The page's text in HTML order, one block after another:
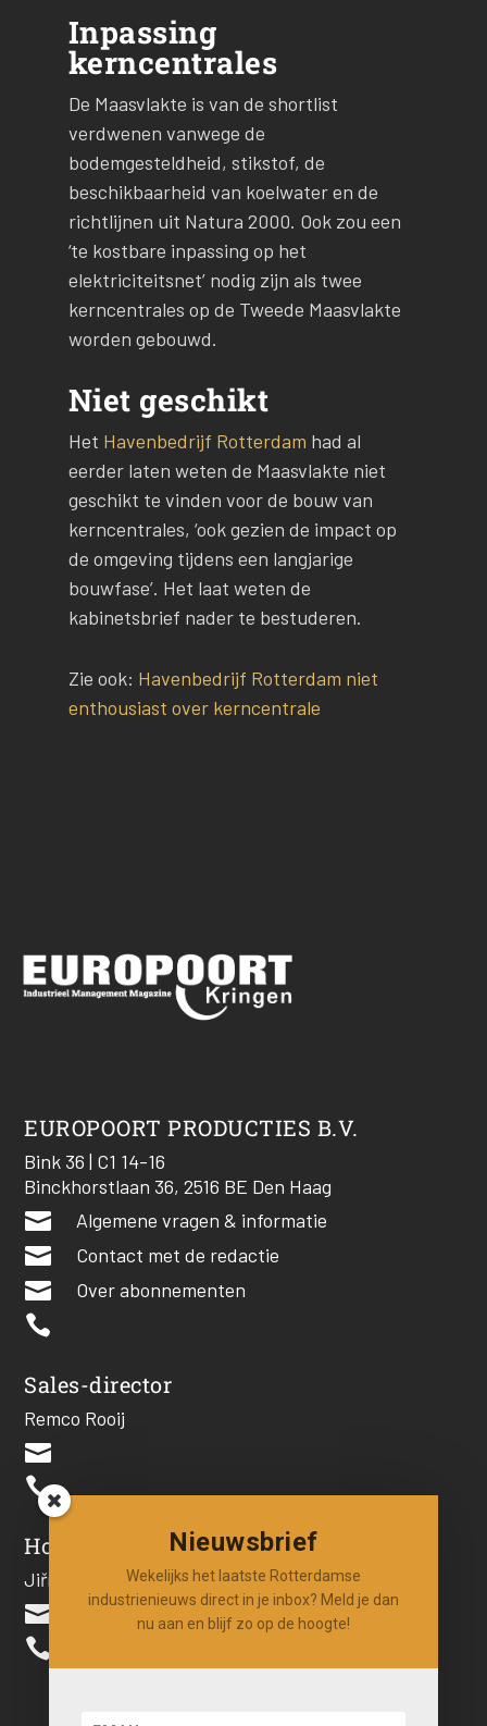
Inpassing
kerncentrales
De Maasvlakte is van de shortlist
verdwenen vanwege de
bodemgesteldheid, stikstof, de
beschikbaarheid van koelwater en de
richtlijnen uit Natura 2000. Ook zou een
‘te kostbare inpassing op het
elektriciteitsnet’ nodig zijn als twee
kerncentrales op de Tweede Maasvlakte
worden gebouwd.
Niet geschikt
Het Havenbedrijf Rotterdam had al
eerder laten weten de Maasvlakte niet
geschikt te vinden voor de bouw van
kerncentrales, ‘ook gezien de impact op
de omgeving tijdens een langjarige
bouwfase’. Het laat weten de
kabinetsbrief nader te bestuderen.
Zie ook: Havenbedrijf Rotterdam niet
enthousiast over kerncentrale
EUROPOORT PRODUCTIES B.V.
Bink 36 | C1 14-16
Binckhorstlaan 36, 2516 BE Den Haag
 Algemene vragen & informatie
 Contact met de redactie
 Over abonnementen

Sales-director
Remco Rooij


Hoofdredacteur
Jiří Hartog


Nieuwsbrief
Wekelijks het laatste Rotterdamse
industrienieuws direct in je inbox? Meld je dan
nu aan en blijf zo op de hoogte!